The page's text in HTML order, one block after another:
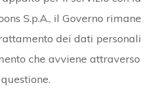
S.p.A., il Governo rimane
dei dati personali
che avviene attraverso